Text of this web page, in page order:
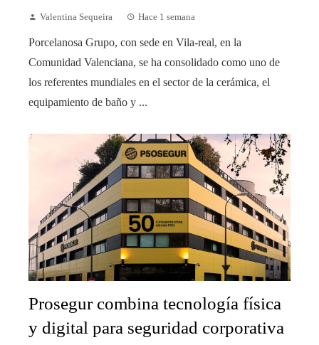
Valentina Sequeira Hace 1 semana
Porcelanosa Grupo, con sede en Vila-real, en la
Comunidad Valenciana, se ha consolidado como uno de
los referentes mundiales en el sector de la cerámica, el
equipamiento de baño y ...
Prosegur combina tecnología física
y digital para seguridad corporativa